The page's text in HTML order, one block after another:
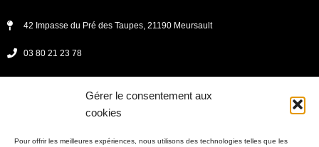
Gérer le consentement aux
cookies
Pour offrir les meilleures expériences, nous utilisons des technologies telles que les
42 Impasse du Pré des Taupes, 21190 Meursault
03 80 21 23 78
Lundi - jeudi : 08h00 -12h00 et 13h30 - 17h30